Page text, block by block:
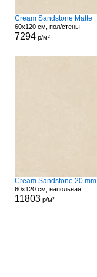
Cream Sandstone Matte
60x120 см, пол/стены
7294 р/м²
Cream Sandstone 20 mm
60x120 см, напольная
11803 р/м²